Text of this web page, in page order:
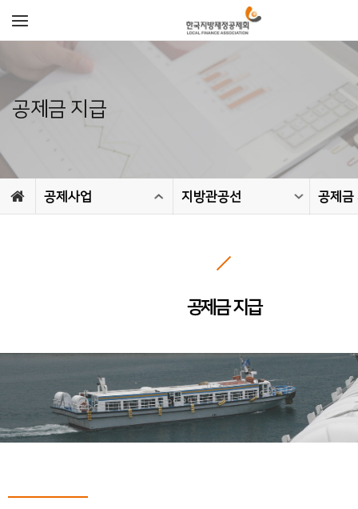
공제금 지급
공제사업 지방관공선 공제금
공제금 지급